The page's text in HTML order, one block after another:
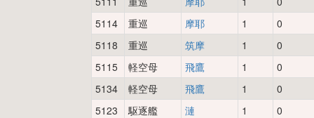
5114
重巡 摩耶 1
0
5118
重巡 筑摩 1
0
5115
軽空母 飛鷹 1
0
5134
軽空母 飛鷹 1
0
5123
駆逐艦 漣 1
0